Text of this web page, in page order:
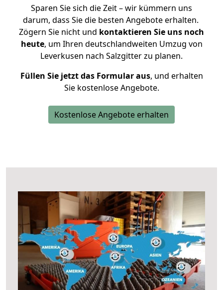
Sparen Sie sich die Zeit – wir kümmern uns
darum, dass Sie die besten Angebote erhalten.
Zögern Sie nicht und kontaktieren Sie uns noch
heute, um Ihren deutschlandweiten Umzug von
Leverkusen nach Salzgitter zu planen.
Füllen Sie jetzt das Formular aus, und erhalten
Sie kostenlose Angebote.
Kostenlose Angebote erhalten